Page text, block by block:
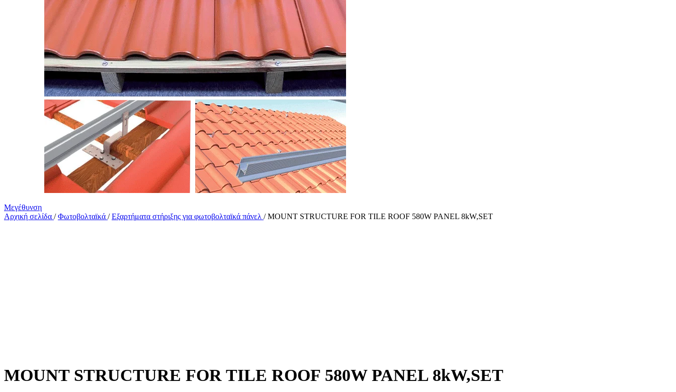
Μεγέθυνση
Αρχική σελίδα / Φωτοβολταϊκά / Εξαρτήματα στήριξης για φωτοβολταϊκά πάνελ / MOUNT STRUCTURE FOR TILE ROOF 580W PANEL 8kW,SET
MOUNT STRUCTURE FOR TILE ROOF 580W PANEL 8kW,SET